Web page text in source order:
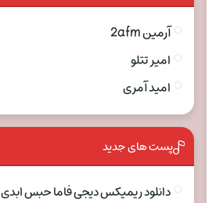
آرمین 2afm
امیر تتلو
امید آمری
پست های جدید
دانلود ریمیکس دیجی فاما حبس ابدی